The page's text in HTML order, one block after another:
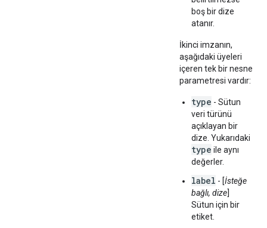
boş bir dize
atanır.
İkinci imzanın,
aşağıdaki üyeleri
içeren tek bir nesne
parametresi vardır:
type - Sütun
veri türünü
açıklayan bir
dize. Yukarıdaki
type ile aynı
değerler.
label - [İsteğe
bağlı, dize]
Sütun için bir
etiket.